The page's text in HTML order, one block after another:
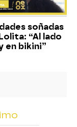
soñadas
“Al lado
en bikini”